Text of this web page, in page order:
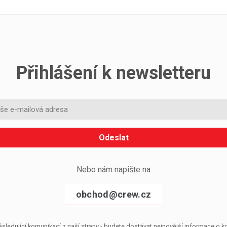
Přihlášení k newsletteru
Odeslat
Nebo nám napište na
obchod@crew.cz